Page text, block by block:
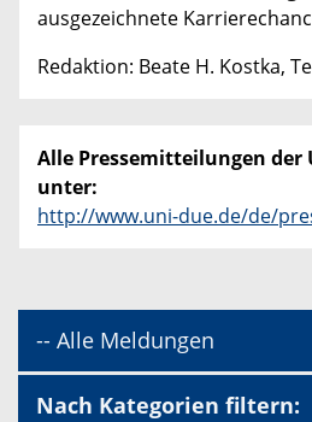
ausgezeichnete
Redaktion: Beate H. Kostka,
Alle Pressemitteilungen der
unter:
http://www.uni-due.de/de/
-- Alle Meldungen
Nach Kategorien filtern: